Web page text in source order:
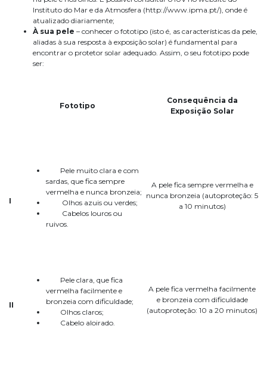
Instituto do Mar e da Atmosfera (http://www.ipma.pt/), onde é
atualizado diariamente;
À sua pele – conhecer o fototipo (isto é, as características da pele,
aliadas à sua resposta à exposição solar) é fundamental para
encontrar o protetor solar adequado. Assim, o seu fototipo pode
ser:
Fototipo
Consequência da
Exposição Solar
I
Pele muito clara e com
sardas, que fica sempre
vermelha e nunca bronzeia;
Olhos azuis ou verdes;
Cabelos louros ou
ruivos.
A pele fica sempre vermelha e
nunca bronzeia (autoproteção: 5
a 10 minutos)
II
Pele clara, que fica
vermelha facilmente e
bronzeia com dificuldade;
Olhos claros;
Cabelo aloirado.
A pele fica vermelha facilmente
e bronzeia com dificuldade
(autoproteção: 10 a 20 minutos)